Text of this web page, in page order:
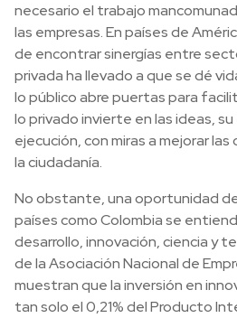
necesario el trabajo
las empresas. En países de
de encontrar sinergías entre
privada ha llevado a que se dé
lo público abre puertas para
lo privado invierte en las ideas,
ejecución, con miras a mejorar
la ciudadanía.
No obstante, una oportunidad
países como Colombia se
desarrollo, innovación, ciencia y
de la Asociación Nacional de
muestran que la inversión en
tan solo el 0,21% del Producto